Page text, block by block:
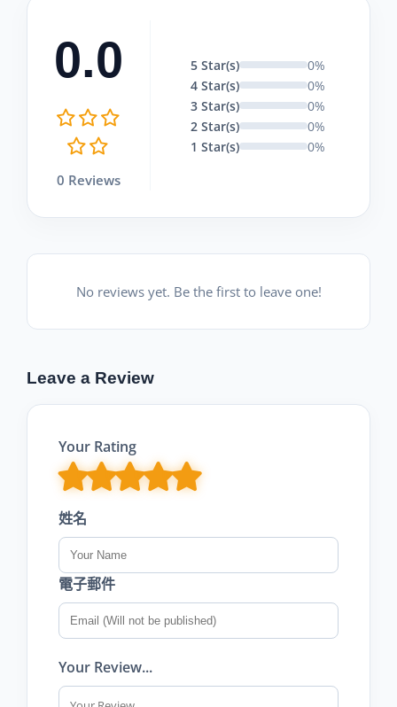
0.0
0 Reviews
5 Star(s)
0%
4 Star(s)
0%
3 Star(s)
0%
2 Star(s)
0%
1 Star(s)
0%
No reviews yet. Be the first to leave one!
Leave a Review
Your Rating
姓名
電子郵件
Your Review...